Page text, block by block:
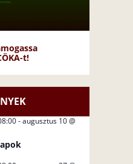
t!
-augusztus 10 @